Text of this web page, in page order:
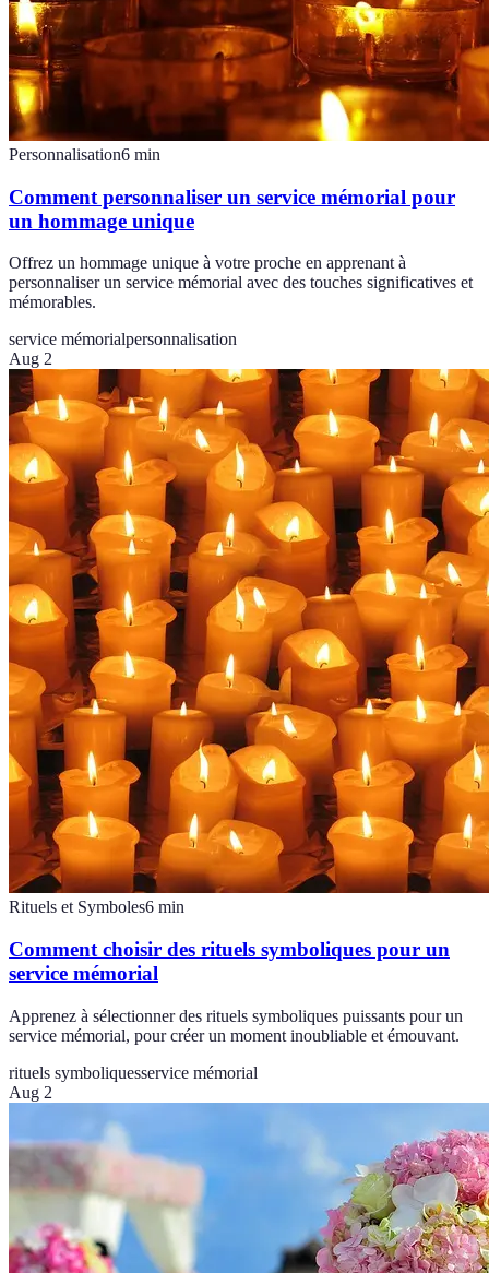
Personnalisation6 min
Comment personnaliser un service mémorial pour
un hommage unique
Offrez un hommage unique à votre proche en apprenant à
personnaliser un service mémorial avec des touches significatives et
mémorables.
service mémorialpersonnalisation
Aug 2
Rituels et Symboles6 min
Comment choisir des rituels symboliques pour un
service mémorial
Apprenez à sélectionner des rituels symboliques puissants pour un
service mémorial, pour créer un moment inoubliable et émouvant.
rituels symboliquesservice mémorial
Aug 2